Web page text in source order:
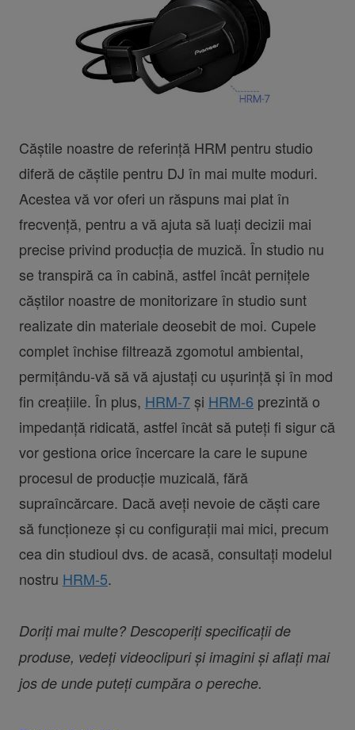
Căștile noastre de referință HRM pentru studio
diferă de căștile pentru DJ în mai multe moduri.
Acestea vă vor oferi un răspuns mai plat în
frecvență, pentru a vă ajuta să luați decizii mai
precise privind producția de muzică. În studio nu
se transpiră ca în cabină, astfel încât pernițele
căștilor noastre de monitorizare în studio sunt
realizate din materiale deosebit de moi. Cupele
complet închise filtrează zgomotul ambiental,
permițându-vă să vă ajustați cu ușurință și în mod
fin creațiile. În plus, HRM-7și HRM-6 prezintă o
impedanță ridicată, astfel încât să puteți fi sigur că
vor gestiona orice încercare la care le supune
procesul de producție muzicală, fără
supraîncărcare. Dacă aveți nevoie de căști care
să funcționeze și cu configurații mai mici, precum
cea din studioul dvs. de acasă, consultați modelul
nostru HRM-5.
Doriți mai multe? Descoperiți specificații de
produse, vedeți videoclipuri și imagini și aflați mai
jos de unde puteți cumpăra o pereche.